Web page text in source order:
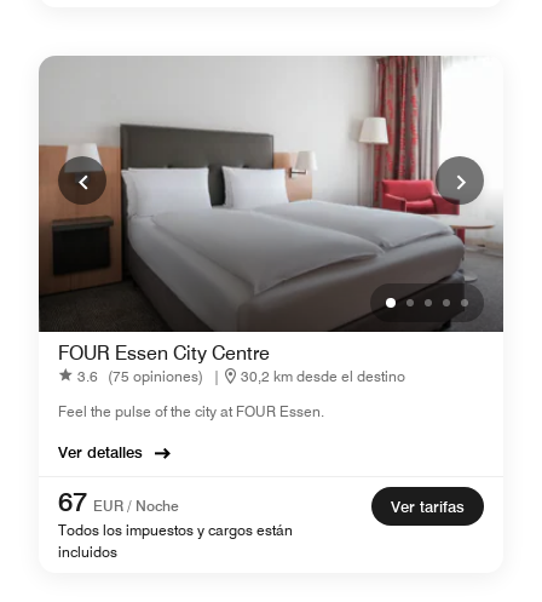
FOUR Essen City Centre
3.6 (75 opiniones) |
30,2 km desde el destino
Feel the pulse of the city at FOUR Essen.
Ver detalles
67 EUR / Noche
Todos los impuestos y cargos están
incluidos
Ver tarifas